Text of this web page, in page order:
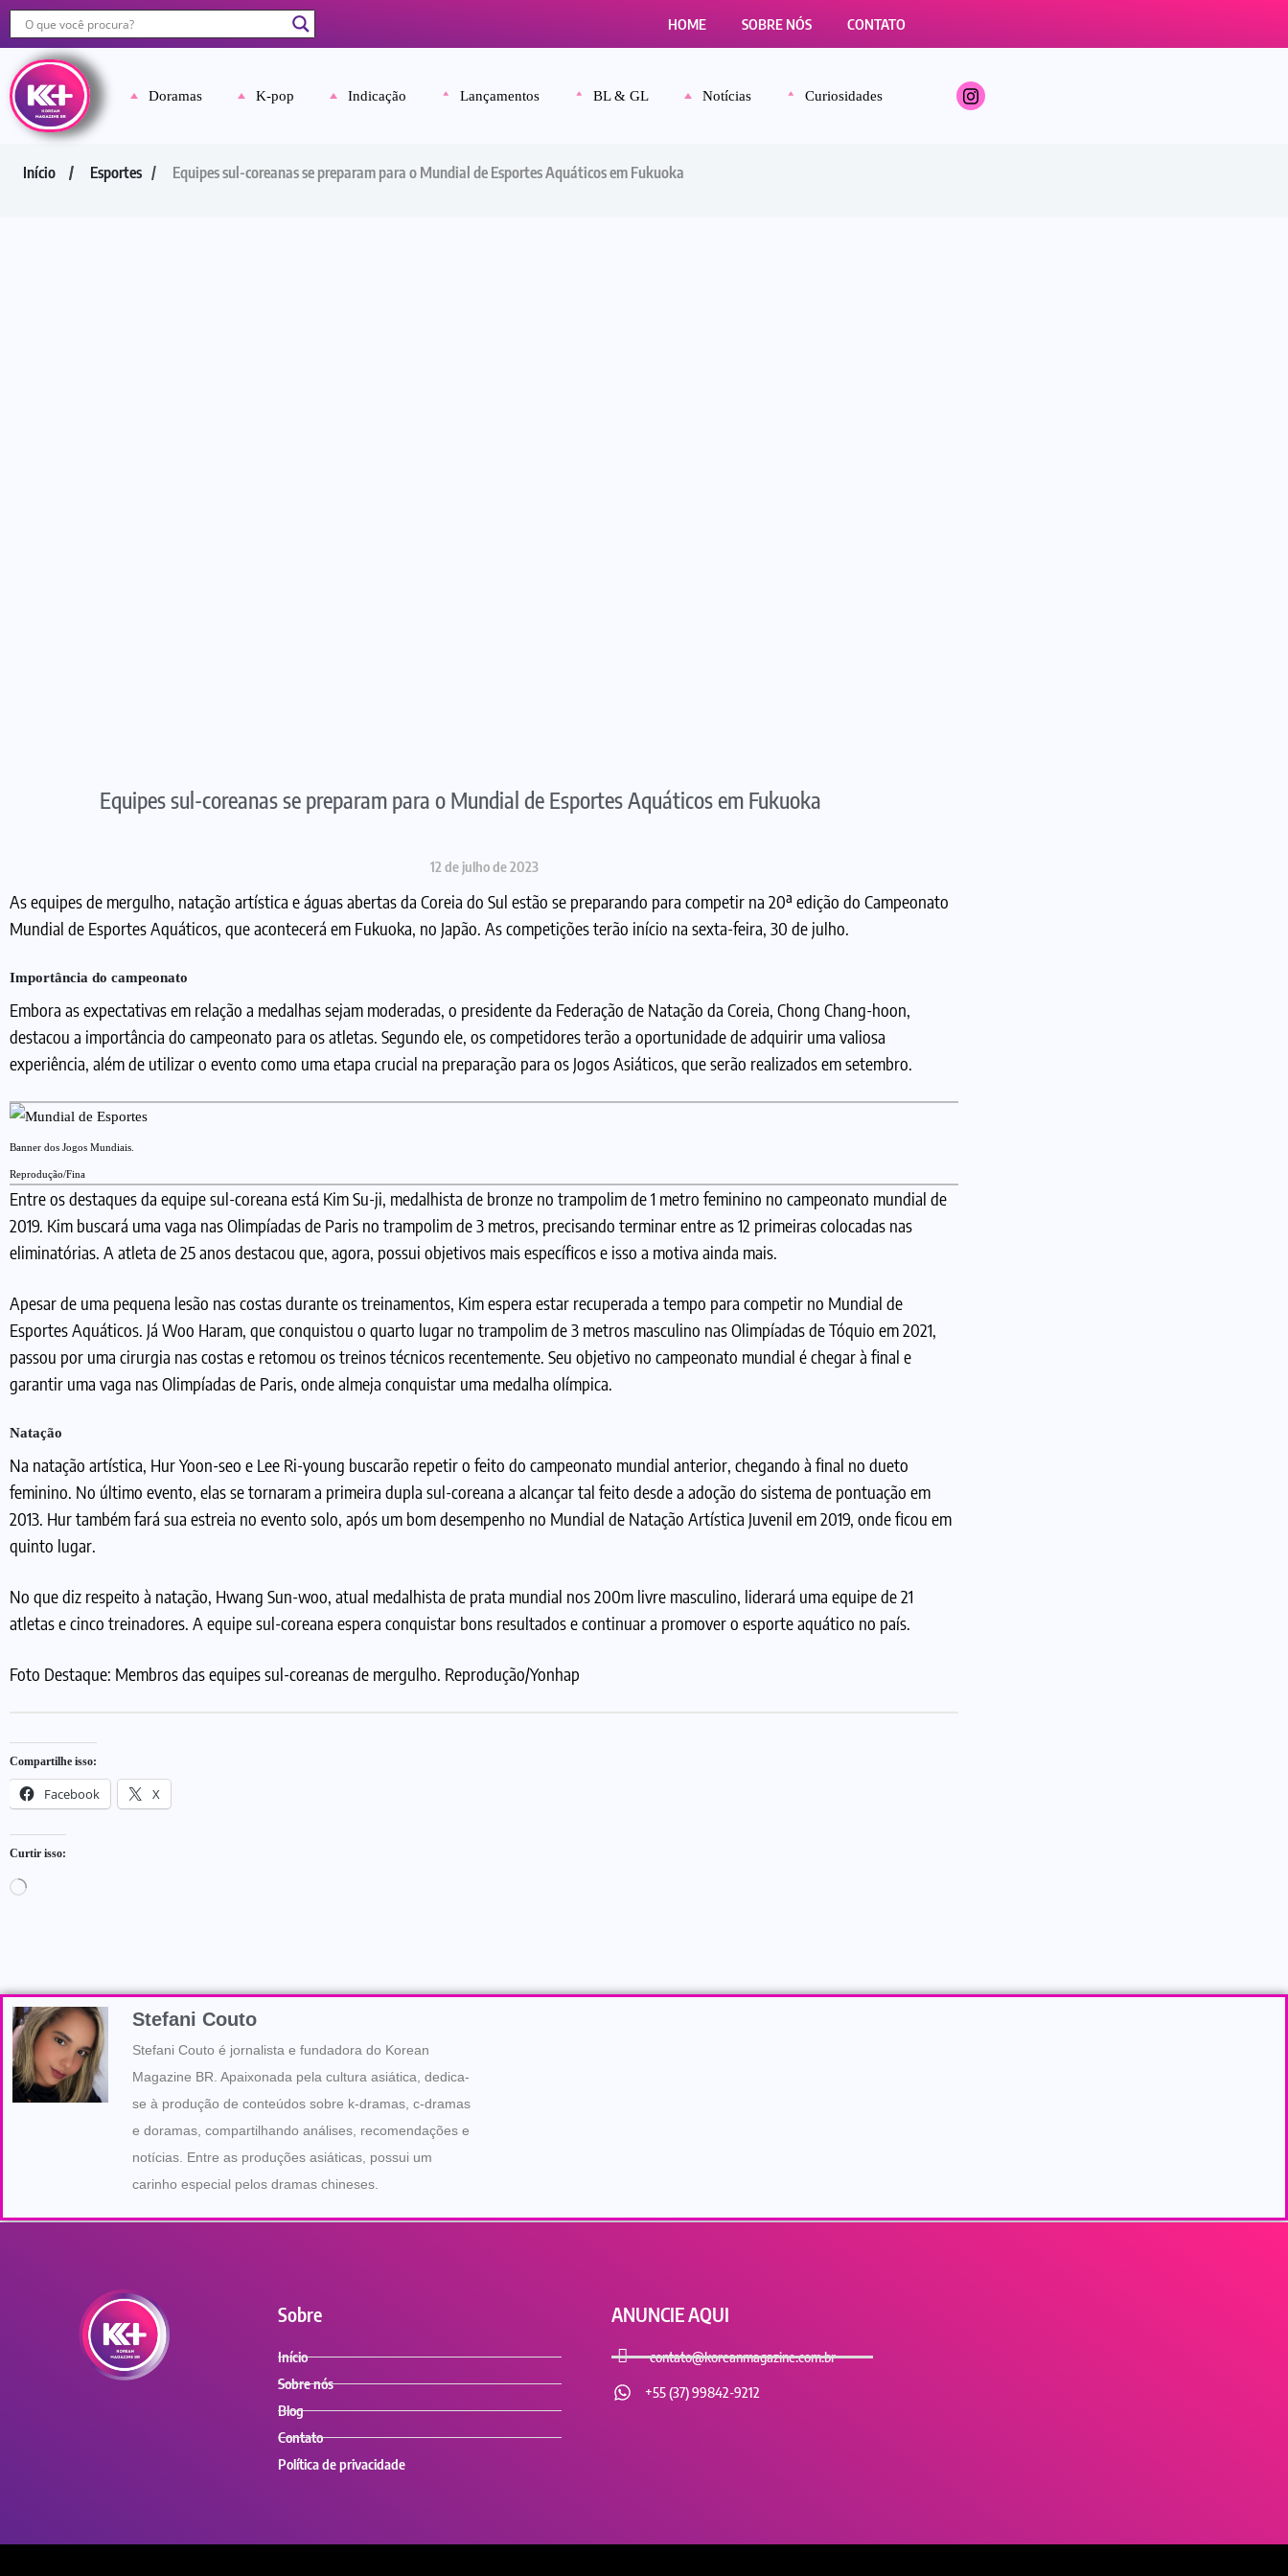
HOME SOBRE NÓS CONTATO
Doramas K-pop Indicação Lançamentos BL & GL Notícias Curiosidades
Início Esportes Equipes sul-coreanas se preparam para o Mundial de Esportes Aquáticos em Fukuoka
Equipes sul-coreanas se preparam para o Mundial de Esportes Aquáticos em Fukuoka
12 de julho de 2023
As equipes de mergulho, natação artística e águas abertas da Coreia do Sul estão se preparando para competir na 20ª edição do Campeonato
Mundial de Esportes Aquáticos, que acontecerá em Fukuoka, no Japão. As competições terão início na sexta-feira, 30 de julho.
Importância do campeonato
Embora as expectativas em relação a medalhas sejam moderadas, o presidente da Federação de Natação da Coreia, Chong Chang-hoon,
destacou a importância do campeonato para os atletas. Segundo ele, os competidores terão a oportunidade de adquirir uma valiosa
experiência, além de utilizar o evento como uma etapa crucial na preparação para os Jogos Asiáticos, que serão realizados em setembro.
Banner dos Jogos Mundiais.
Reprodução/Fina
Entre os destaques da equipe sul-coreana está Kim Su-ji, medalhista de bronze no trampolim de 1 metro feminino no campeonato mundial de
2019. Kim buscará uma vaga nas Olimpíadas de Paris no trampolim de 3 metros, precisando terminar entre as 12 primeiras colocadas nas
eliminatórias. A atleta de 25 anos destacou que, agora, possui objetivos mais específicos e isso a motiva ainda mais.
Apesar de uma pequena lesão nas costas durante os treinamentos, Kim espera estar recuperada a tempo para competir no Mundial de
Esportes Aquáticos. Já Woo Haram, que conquistou o quarto lugar no trampolim de 3 metros masculino nas Olimpíadas de Tóquio em 2021,
passou por uma cirurgia nas costas e retomou os treinos técnicos recentemente. Seu objetivo no campeonato mundial é chegar à final e
garantir uma vaga nas Olimpíadas de Paris, onde almeja conquistar uma medalha olímpica.
Natação
Na natação artística, Hur Yoon-seo e Lee Ri-young buscarão repetir o feito do campeonato mundial anterior, chegando à final no dueto
feminino. No último evento, elas se tornaram a primeira dupla sul-coreana a alcançar tal feito desde a adoção do sistema de pontuação em
2013. Hur também fará sua estreia no evento solo, após um bom desempenho no Mundial de Natação Artística Juvenil em 2019, onde ficou em
quinto lugar.
No que diz respeito à natação, Hwang Sun-woo, atual medalhista de prata mundial nos 200m livre masculino, liderará uma equipe de 21
atletas e cinco treinadores. A equipe sul-coreana espera conquistar bons resultados e continuar a promover o esporte aquático no país.
Foto Destaque: Membros das equipes sul-coreanas de mergulho. Reprodução/Yonhap
Compartilhe isso:
Facebook X
Curtir isso:
Stefani Couto
Stefani Couto é jornalista e fundadora do Korean
Magazine BR. Apaixonada pela cultura asiática, dedica-
se à produção de conteúdos sobre k-dramas, c-dramas
e doramas, compartilhando análises, recomendações e
notícias. Entre as produções asiáticas, possui um
carinho especial pelos dramas chineses.
Sobre
Início
Sobre nós
Blog
Contato
Política de privacidade
ANUNCIE AQUI
contato@koreanmagazine.com.br
+55 (37) 99842-9212